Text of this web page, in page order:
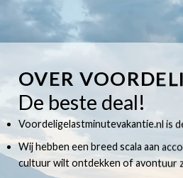
OVER
De beste deal!
Voordeligelastminutevakantie.nl is
Wij hebben een breed scala aan
cultuur wilt ontdekken of avontuur